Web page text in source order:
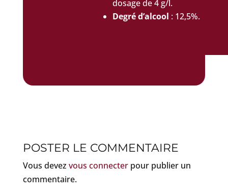
dosage de 4 g/l.
Degré d’alcool : 12,5%.
POSTER LE COMMENTAIRE
Vous devez vous connecterpour publier un
commentaire.